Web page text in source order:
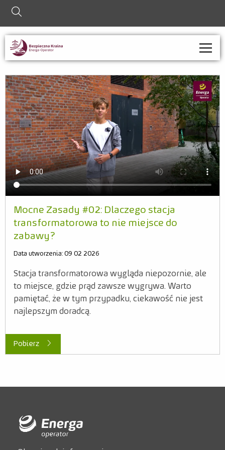
szukaj
Strefa informacji
Nauczyciel
Rodzic
Współpraca ze szkołami
Kontakt
Mocne Zasady #02: Dlaczego stacja
transformatorowa to nie miejsce do
zabawy?
Data utworzenia: 09 02 2026
Stacja transformatorowa wygląda niepozornie, ale
to miejsce, gdzie prąd zawsze wygrywa. Warto
pamiętać, że w tym przypadku, ciekawość nie jest
najlepszym doradcą.
Pobierz